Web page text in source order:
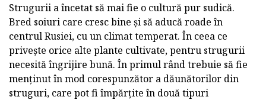
Strugurii a încetat să mai fie o cultură pur sudică.
Bred soiuri care cresc bine și să aducă roade în
centrul Rusiei, cu un climat temperat. În ceea ce
privește orice alte plante cultivate, pentru strugurii
necesită îngrijire bună. În primul rând trebuie să fie
menținut în mod corespunzător a dăunătorilor din
struguri, care pot fi împărțite în două tipuri